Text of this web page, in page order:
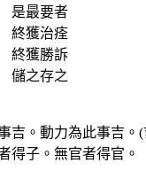
是最要者
終獲治痊
終獲勝訴
儲之存之
吉。動力為此事吉。
得子。無官者得官。